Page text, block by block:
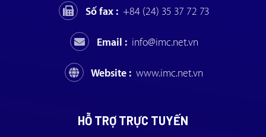
Số fax : +84 (24) 35 37 72 73
Email : info@imc.net.vn
Website : www.imc.net.vn
HỖ TRỢ TRỰC TUYẾN